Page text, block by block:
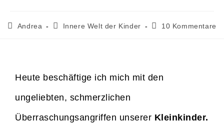
Andrea Innere Welt der Kinder 10 Kommentare
Heute beschäftige ich mich mit den
ungeliebten, schmerzlichen
Überraschungsangriffen unserer Kleinkinder.